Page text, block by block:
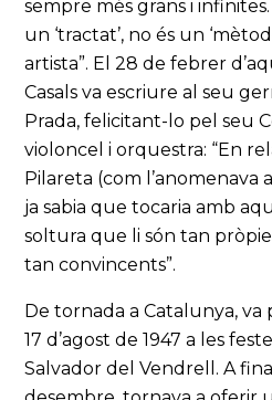
sempre més grans i
un ‘tractat’, no és un
artista”. El 28 de febrer
Casals va escriure al seu
Prada, felicitant-lo pel seu
violoncel i orquestra: “En
Pilareta (com l’anomenava
ja sabia que tocaria amb
soltura que li són tan
tan convincents”.
De tornada a Catalunya, va
17 d’agost de 1947 a les
Salvador del Vendrell. A